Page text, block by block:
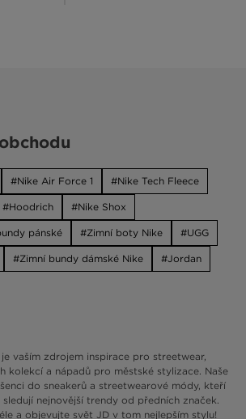
Nike Air Force 1 Nike Tech Fleece
Hoodrich Nike Shox
pánské Zimní boty Nike UGG
Zimní bundy dámské Nike Jordan
vaším zdrojem inspirace pro streetwear,
kolekcí a nápadů pro městské stylizace. Naše
do sneakerů a streetwearové módy, kteří
nejnovější trendy od předních značek.
a objevujte svět JD v tom nejlepším stylu!